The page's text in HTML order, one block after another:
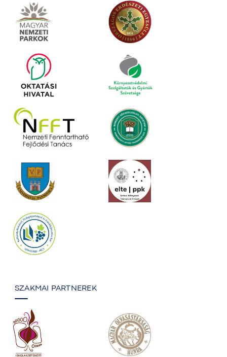
SZAKMAI PARTNEREK